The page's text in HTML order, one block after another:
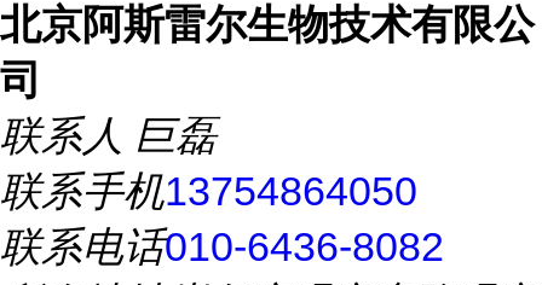
北京阿斯雷尔生物技术有限公
司
联系人 巨磊
联系手机13754864050
联系电话010-6436-8082